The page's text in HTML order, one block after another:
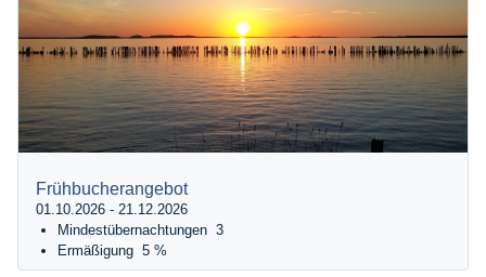
Frühbucherangebot
01.10.2026 - 21.12.2026
Mindestübernachtungen 3
Ermäßigung 5 %